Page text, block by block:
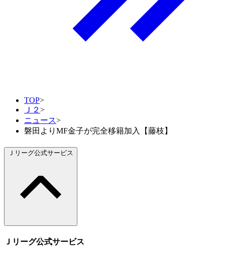
TOP>
Ｊ２ >
ニュース>
磐田よりMF金子が完全移籍加入【藤枝】
Ｊリーグ公式サービス
Ｊリーグ公式サービス